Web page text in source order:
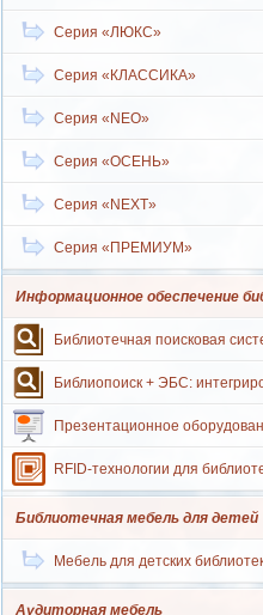
Серия «ЛЮКС»
Серия «КЛАССИКА»
Серия «NEO»
Серия «ОСЕНЬ»
Серия «NEXT»
Серия «ПРЕМИУМ»
Информационное обеспечение
Библиотечная поисковая
Библиопоиск + ЭБС:
Презентационное
RFID-технологии для
Библиотечная мебель для детей
Мебель для детских
Аудиторная мебель